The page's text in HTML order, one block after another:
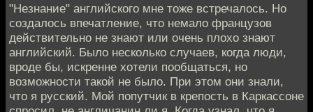
"Незнание" английского мне тоже встречалось. Но
создалось впечатление, что немало французов
действительно не знают или очень плохо знают
английский. Было несколько случаев, когда люди,
вроде бы, искренне хотели пообщаться, но
возможности такой не было. При этом они знали,
что я русский. Мой попутчик в крепость в Каркассоне